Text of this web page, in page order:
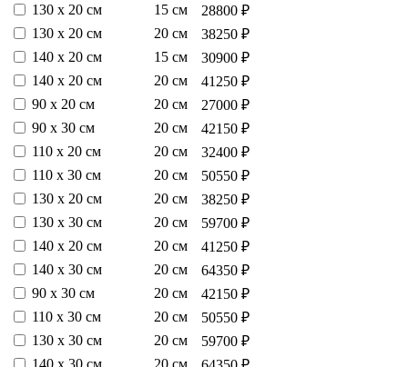
130 х 20 см
15 см
28800 ₽
130 х 20 см
20 см
38250 ₽
140 х 20 см
15 см
30900 ₽
140 х 20 см
20 см
41250 ₽
90 х 20 см
20 см
27000 ₽
90 х 30 см
20 см
42150 ₽
110 х 20 см
20 см
32400 ₽
110 х 30 см
20 см
50550 ₽
130 х 20 см
20 см
38250 ₽
130 х 30 см
20 см
59700 ₽
140 х 20 см
20 см
41250 ₽
140 х 30 см
20 см
64350 ₽
90 х 30 см
20 см
42150 ₽
110 х 30 см
20 см
50550 ₽
130 х 30 см
20 см
59700 ₽
140 х 30 см
20 см